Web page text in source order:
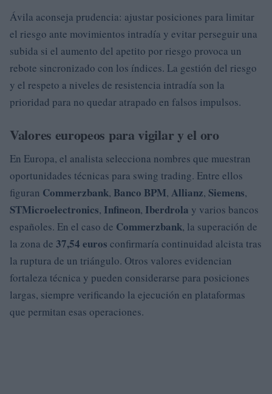
Ávila aconseja prudencia: ajustar posiciones para limitar
el riesgo ante movimientos intradía y evitar perseguir una
subida si el aumento del apetito por riesgo provoca un
rebote sincronizado con los índices. La gestión del riesgo
y el respeto a niveles de resistencia intradía son la
prioridad para no quedar atrapado en falsos impulsos.
Valores europeos para vigilar y el oro
En Europa, el analista selecciona nombres que muestran
oportunidades técnicas para swing trading. Entre ellos
figuran Commerzbank, Banco BPM, Allianz, Siemens,
STMicroelectronics, Infineon, Iberdrola y varios bancos
españoles. En el caso de Commerzbank, la superación de
la zona de 37,54 euros confirmaría continuidad alcista tras
la ruptura de un triángulo. Otros valores evidencian
fortaleza técnica y pueden considerarse para posiciones
largas, siempre verificando la ejecución en plataformas
que permitan esas operaciones.